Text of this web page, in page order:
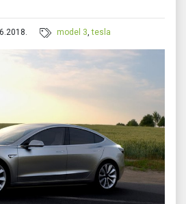
model 3,tesla